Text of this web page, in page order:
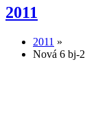
2011
2011 »
Nová 6 bj-2